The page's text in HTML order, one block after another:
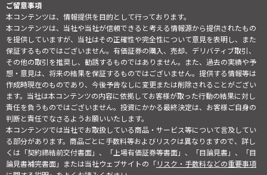
ご留意事項
本コンテンツは、情報提供を目的として行っております。
本コンテンツは、当社や当社が信頼できると考える情報源から提供されたもの
を提供していますが、当社はその正確性や完全性について意見を表明し、また
保証するものではございません。有価証券の購入、売却、デリバティブ取引、
その他の取引を推奨し、勧誘するものではありません。また、過去の実績や予
想・意見は、将来の結果を保証するものではございません。提供する情報等は
作成時現在のものであり、今後予告なしに変更または削除されることがござい
ます。当社は本コンテンツの内容に依拠してお客様が取った行動の結果に対し
責任を負うものではございません。投資にかかる最終決定は、お客様ご自身の
判断と責任でなさるようお願いいたします。
本コンテンツでは当社でお取扱している商品・サービス等について言及してい
る部分があります。商品ごとに手数料等およびリスクは異なりますので、詳し
くは「契約締結前交付書面」、「上場有価証券等書面」、「目論見書」、「目
論見書補完書面」または当社ウェブサイトの「リスク・手数料などの重要事項